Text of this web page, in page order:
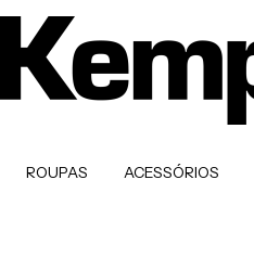
ROUPAS ACESSÓRIOS